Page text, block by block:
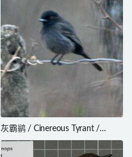
灰霸鹟 / Cinereous Tyrant /
Knipolegus striaticeps